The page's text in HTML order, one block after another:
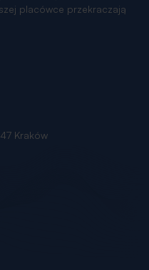
placówce przekraczają
Kraków